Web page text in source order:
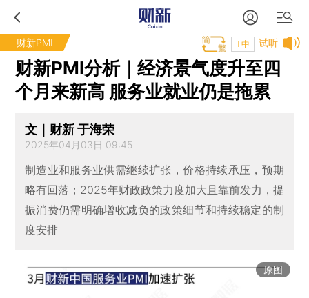
财新PMI 试听
T中
财新PMI分析｜经济景气度升至四
个月来新高 服务业就业仍是拖累
文｜财新 于海荣
2025年04月03日 09:45
制造业和服务业供需继续扩张，价格持续承压，预期
略有回落；2025年财政政策力度加大且靠前发力，提
振消费仍需明确增收减负的政策细节和持续稳定的制
度安排
原图